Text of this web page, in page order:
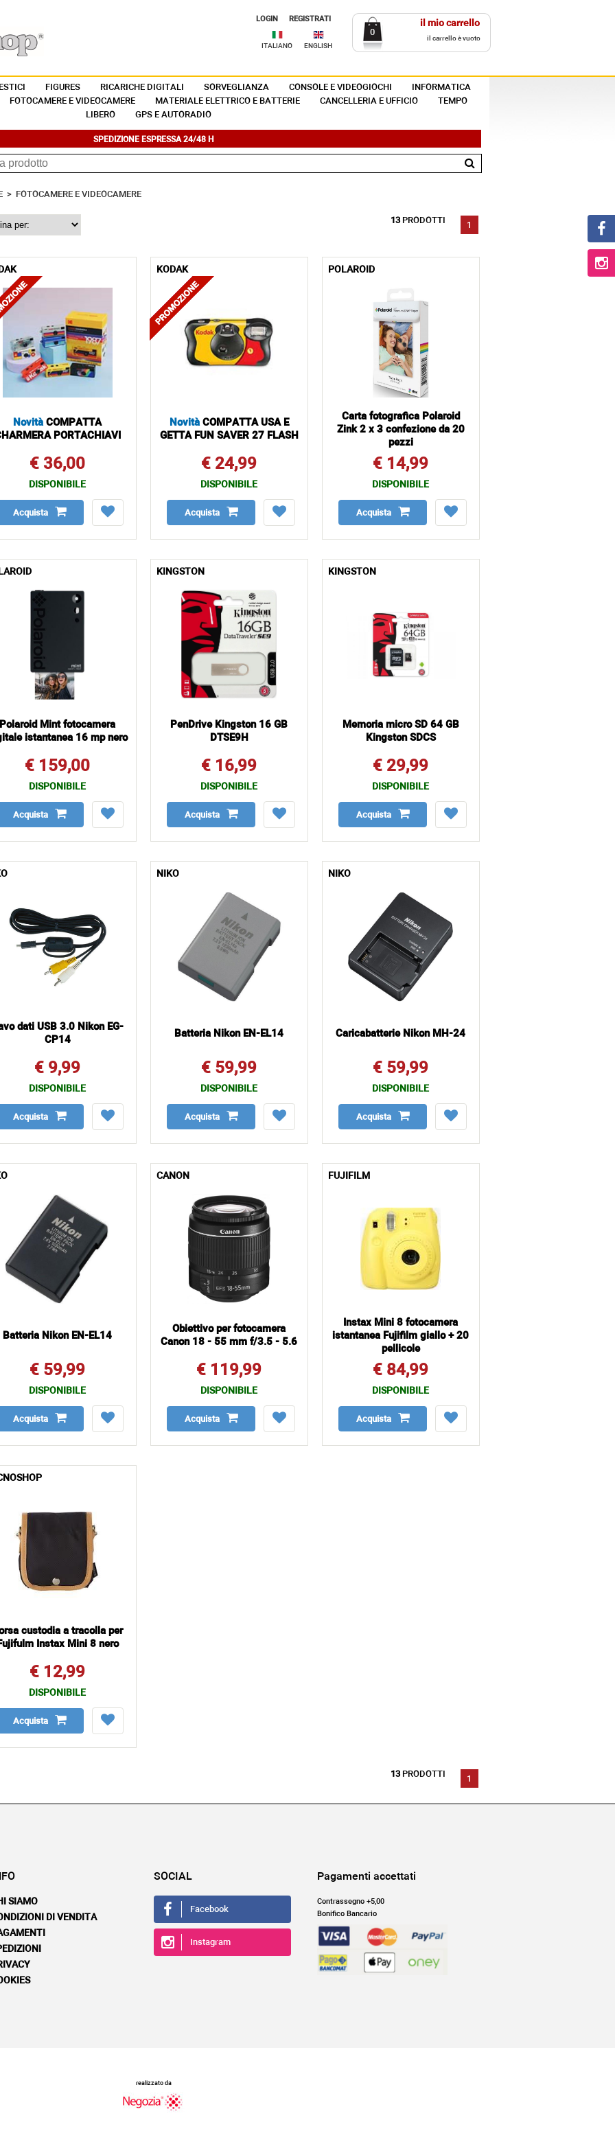
REGISTRATI
LOGIN
ITALIANO ENGLISH
il mio carrello
0
il carrello è vuoto
FIGURES RICARICHE DIGITALI SORVEGLIANZA CONSOLE E VIDEOGIOCHI
INFORMATICA
FOTOCAMERE E VIDEOCAMERE
MATERIALE ELETTRICO E BATTERIE CANCELLERIA E UFFICIO
TEMPO
LIBERO
GPS E AUTORADIO
SPEDIZIONE ESPRESSA 24/48 H
> FOTOCAMERE E VIDEOCAMERE
1
13PRODOTTI
Novità COMPATTA
PORTACHIAVI
€ 36,00
DISPONIBILE
Acquista
KODAK
Novità COMPATTA USA E
GETTA FUN SAVER 27 FLASH
€ 24,99
DISPONIBILE
Acquista
POLAROID
Carta fotografica Polaroid
Zink 2 x 3 confezione da 20
pezzi
€ 14,99
DISPONIBILE
Acquista
Polaroid Mint fotocamera
istantanea 16 mp nero
€ 159,00
DISPONIBILE
Acquista
KINGSTON
PenDrive Kingston 16 GB
DTSE9H
€ 16,99
DISPONIBILE
Acquista
KINGSTON
Memoria micro SD 64 GB
Kingston SDCS
€ 29,99
DISPONIBILE
Acquista
dati USB 3.0 Nikon EG-
CP14
€ 9,99
DISPONIBILE
Acquista
NIKO
Batteria Nikon EN-EL14
€ 59,99
DISPONIBILE
Acquista
NIKO
Caricabatterie Nikon MH-24
€ 59,99
DISPONIBILE
Acquista
Batteria Nikon EN-EL14
€ 59,99
DISPONIBILE
Acquista
CANON
Obiettivo per fotocamera
Canon 18 - 55 mm f/3.5 - 5.6
€ 119,99
DISPONIBILE
Acquista
FUJIFILM
Instax Mini 8 fotocamera
istantanea Fujifilm giallo + 20
pellicole
€ 84,99
DISPONIBILE
Acquista
custodia a tracolla per
Instax Mini 8 nero
€ 12,99
DISPONIBILE
Acquista
1
13PRODOTTI
SIAMO
DI VENDITA
SOCIAL
Facebook
Instagram
Pagamenti accettati
Contrassegno +5,00
Bonifico Bancario
realizzato da